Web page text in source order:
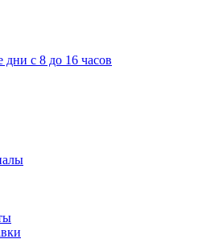
дни с 8 до 16 часов